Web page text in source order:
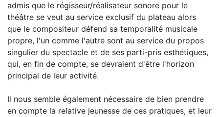
admis que le régisseur/réalisateur sonore pour le
théâtre se veut au service exclusif du plateau alors
que le compositeur défend sa temporalité musicale
propre, l'un comme l'autre sont au service du propos
singulier du spectacle et de ses parti-pris esthétiques,
qui, en fin de compte, se devraient d'être l'horizon
principal de leur activité.
Il nous semble également nécessaire de bien prendre
en compte la relative jeunesse de ces pratiques, et leur